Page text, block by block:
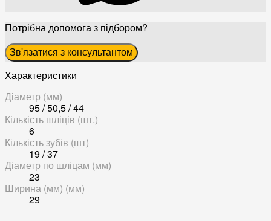
Потрібна допомога з підбором?
Зв'язатися з консультантом
Характеристики
Діаметр (мм)
95 / 50,5 / 44
Кількість шліців (шт.)
6
Кількість зубів (шт)
19 / 37
Діаметр по шліцам (мм)
23
Ширина (мм) (мм)
29